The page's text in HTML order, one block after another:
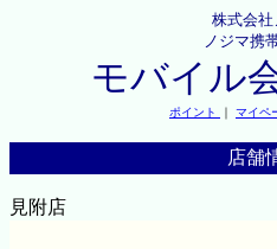
株式会社
ノジマ携
モバイル
ポイント ｜ マイペ
店舗
見附店